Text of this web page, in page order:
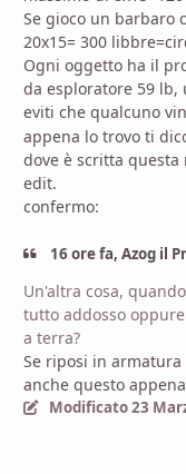
Se gioco un barbaro
20x15= 300
Ogni oggetto ha il
da esploratore 59 lb,
eviti che qualcuno
appena lo trovo ti
dove è scritta questa
edit.
confermo:
16 ore fa, Azog il
Un'altra cosa,
tutto addosso
a terra?
Se riposi in
anche questo
Modificato23